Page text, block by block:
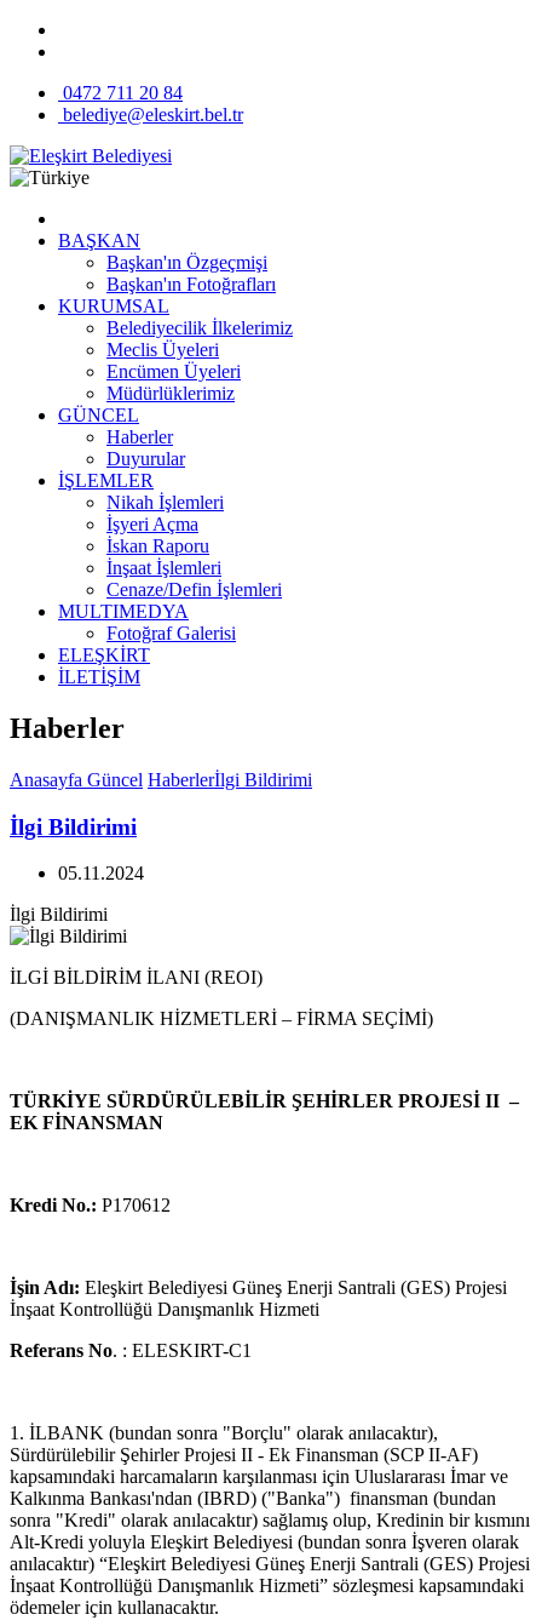
0472 711 20 84
belediye@eleskirt.bel.tr
BAŞKAN
Başkan'ın Özgeçmişi
Başkan'ın Fotoğrafları
KURUMSAL
Belediyecilik İlkelerimiz
Meclis Üyeleri
Encümen Üyeleri
Müdürlüklerimiz
GÜNCEL
Haberler
Duyurular
İŞLEMLER
Nikah İşlemleri
İşyeri Açma
İskan Raporu
İnşaat İşlemleri
Cenaze/Defin İşlemleri
MULTIMEDYA
Fotoğraf Galerisi
ELEŞKİRT
İLETİŞİM
Haberler
Anasayfa Güncel Haberlerİlgi Bildirimi
İlgi Bildirimi
05.11.2024
İlgi Bildirimi
İLGİ BİLDİRİM İLANI (REOI)
(DANIŞMANLIK HİZMETLERİ – FİRMA SEÇİMİ)
TÜRKİYE SÜRDÜRÜLEBİLİR ŞEHİRLER PROJESİ II –
EK FİNANSMAN
Kredi No.: P170612
İşin Adı: Eleşkirt Belediyesi Güneş Enerji Santrali (GES) Projesi
İnşaat Kontrollüğü Danışmanlık Hizmeti
Referans No. : ELESKIRT-C1
1. İLBANK (bundan sonra "Borçlu" olarak anılacaktır),
Sürdürülebilir Şehirler Projesi II - Ek Finansman (SCP II-AF)
kapsamındaki harcamaların karşılanması için Uluslararası İmar ve
Kalkınma Bankası'ndan (IBRD) ("Banka") finansman (bundan
sonra "Kredi" olarak anılacaktır) sağlamış olup, Kredinin bir kısmını
Alt-Kredi yoluyla Eleşkirt Belediyesi (bundan sonra İşveren olarak
anılacaktır) “Eleşkirt Belediyesi Güneş Enerji Santrali (GES) Projesi
İnşaat Kontrollüğü Danışmanlık Hizmeti” sözleşmesi kapsamındaki
ödemeler için kullanacaktır.